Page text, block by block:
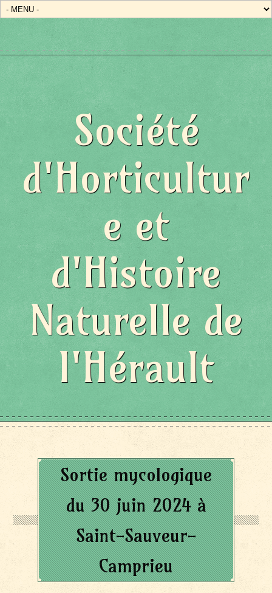
Société
d'Horticultur
e et
d'Histoire
Naturelle de
l'Hérault
Sortie mycologique
du 30 juin 2024 à
Saint-Sauveur-
Camprieu